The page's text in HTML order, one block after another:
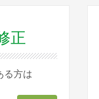
正
る方は